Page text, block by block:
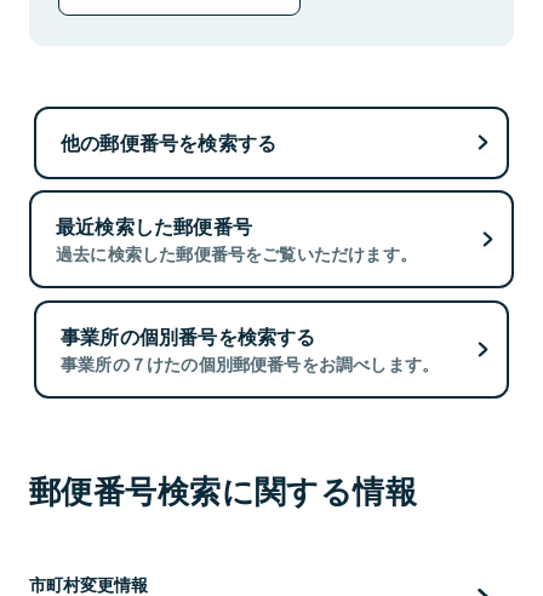
他の郵便番号を検索する
最近検索した郵便番号
過去に検索した郵便番号をご覧いただけます。
事業所の個別番号を検索する
事業所の７けたの個別郵便番号をお調べします。
郵便番号検索に関する情報
市町村変更情報